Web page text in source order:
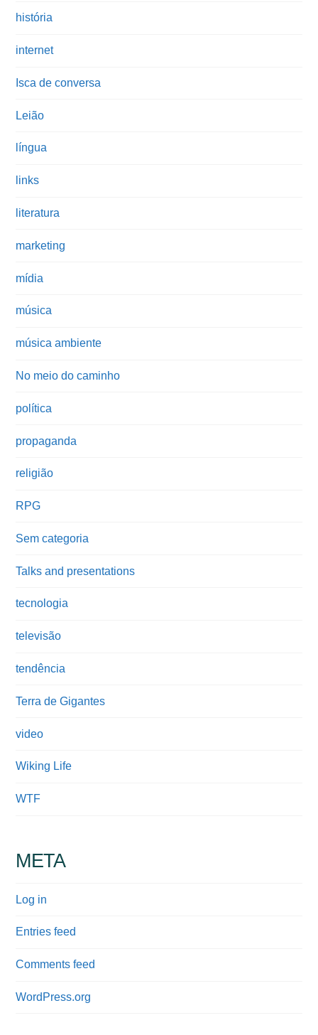
história
internet
Isca de conversa
Leião
língua
links
literatura
marketing
mídia
música
música ambiente
No meio do caminho
política
propaganda
religião
RPG
Sem categoria
Talks and presentations
tecnologia
televisão
tendência
Terra de Gigantes
video
Wiking Life
WTF
META
Log in
Entries feed
Comments feed
WordPress.org